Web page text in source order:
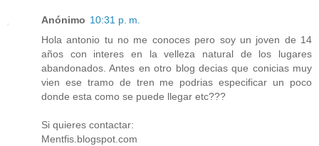
Anónimo 10:31 p. m.
Hola antonio tu no me conoces pero soy un joven de 14
años con interes en la velleza natural de los lugares
abandonados. Antes en otro blog decias que conicias muy
vien ese tramo de tren me podrias especificar un poco
donde esta como se puede llegar etc???
Si quieres contactar:
Mentfis.blogspot.com